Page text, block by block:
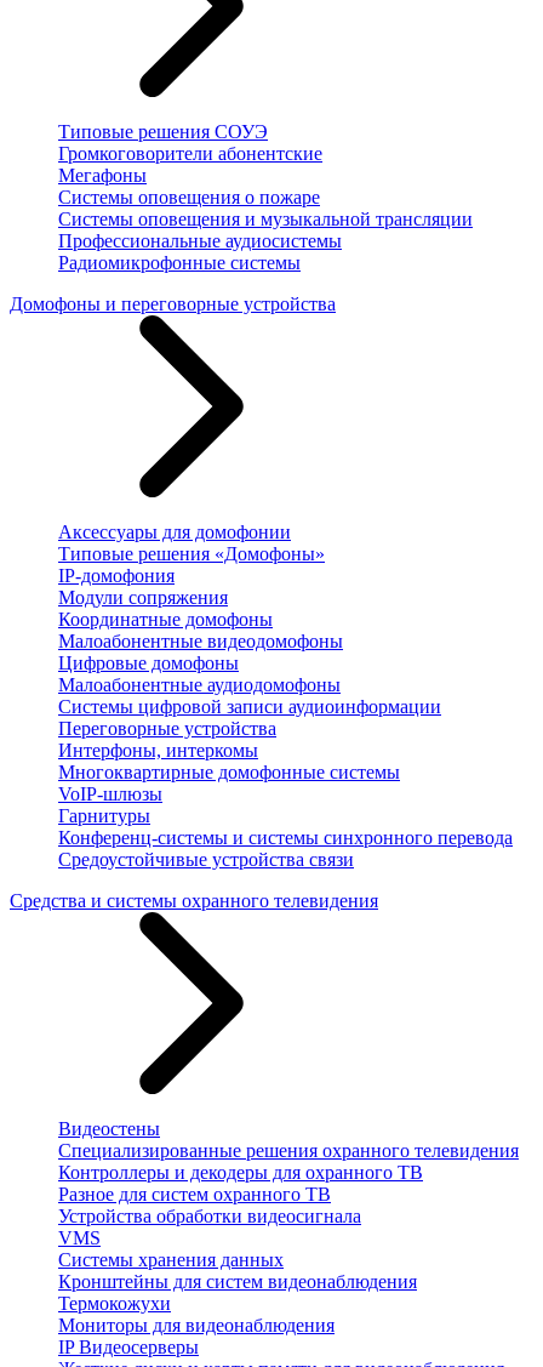
Типовые решения СОУЭ
Громкоговорители абонентские
Мегафоны
Системы оповещения о пожаре
Системы оповещения и музыкальной трансляции
Профессиональные аудиосистемы
Радиомикрофонные системы
Домофоны и переговорные устройства
Аксессуары для домофонии
Типовые решения «Домофоны»
IP-домофония
Модули сопряжения
Координатные домофоны
Малоабонентные видеодомофоны
Цифровые домофоны
Малоабонентные аудиодомофоны
Системы цифровой записи аудиоинформации
Переговорные устройства
Интерфоны, интеркомы
Многоквартирные домофонные системы
VoIP-шлюзы
Гарнитуры
Конференц-системы и системы синхронного перевода
Средоустойчивые устройства связи
Средства и системы охранного телевидения
Видеостены
Специализированные решения охранного телевидения
Контроллеры и декодеры для охранного ТВ
Разное для систем охранного ТВ
Устройства обработки видеосигнала
VMS
Системы хранения данных
Кронштейны для систем видеонаблюдения
Термокожухи
Мониторы для видеонаблюдения
IP Видеосерверы